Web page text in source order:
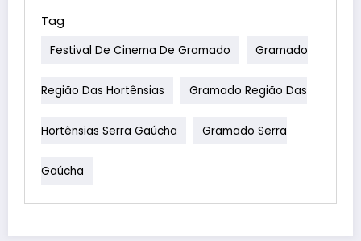
Tag
Festival De Cinema De Gramado Gramado
Região Das Hortênsias Gramado Região Das
Hortênsias Serra Gaúcha Gramado Serra
Gaúcha